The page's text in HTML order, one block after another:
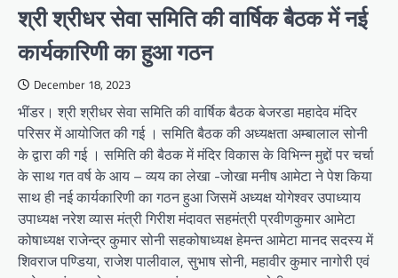
श्री श्रीधर सेवा समिति की वार्षिक बैठक में नई
कार्यकारिणी का हुआ गठन
December 18, 2023
भींडर। श्री श्रीधर सेवा समिति की वार्षिक बैठक बेजरडा महादेव मंदिर
परिसर में आयोजित की गई । समिति बैठक की अध्यक्षता अम्बालाल सोनी
के द्वारा की गई । समिति की बैठक में मंदिर विकास के विभिन्न मुद्दों पर चर्चा
के साथ गत वर्ष के आय – व्यय का लेखा -जोखा मनीष आमेटा ने पेश किया
साथ ही नई कार्यकारिणी का गठन हुआ जिसमें अध्यक्ष योगेश्वर उपाध्याय
उपाध्यक्ष नरेश व्यास मंत्री गिरीश मंदावत सहमंत्री प्रवीणकुमार आमेटा
कोषाध्यक्ष राजेन्द्र कुमार सोनी सहकोषाध्यक्ष हेमन्त आमेटा मानद सदस्य में
शिवराज पण्डिया, राजेश पालीवाल, सुभाष सोनी, महावीर कुमार नागोरी एवं